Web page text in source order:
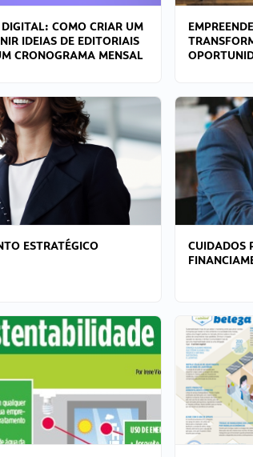
COMO CRIAR UM
IDEIAS DE EDITORIAIS
CRONOGRAMA MENSAL
ESTRATÉGICO
CUIDADOS